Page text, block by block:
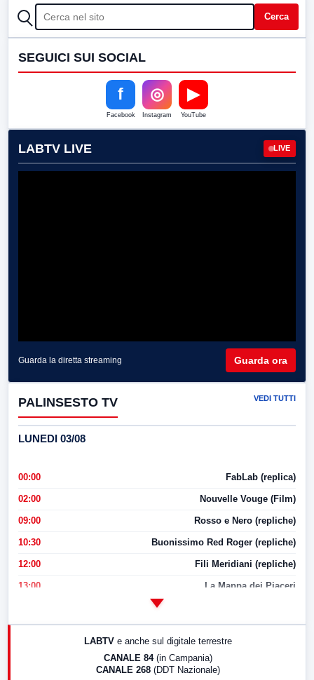
CERCA Cerca
SEGUICI SUI SOCIAL
f
Facebook
◎
Instagram
▶
YouTube
LABTV LIVE LIVE
Guarda la diretta streaming Guarda ora
PALINSESTO TV VEDI TUTTI
LUNEDI 03/08
00:00 FabLab (replica)
02:00 Nouvelle Vouge (Film)
09:00 Rosso e Nero (repliche)
10:30 Buonissimo Red Roger (repliche)
12:00 Fili Meridiani (repliche)
13:00 La Mappa dei Piaceri
17:00 LabNews (replica)
LABTV e anche sul digitale terrestre
CANALE 84 (in Campania)
CANALE 268 (DDT Nazionale)